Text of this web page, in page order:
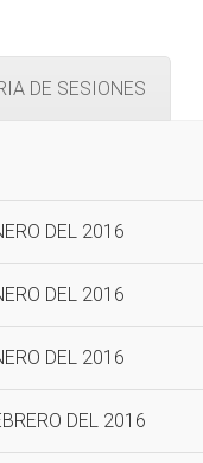
DE SESIONES
DEL 2016
DEL 2016
DEL 2016
DEL 2016